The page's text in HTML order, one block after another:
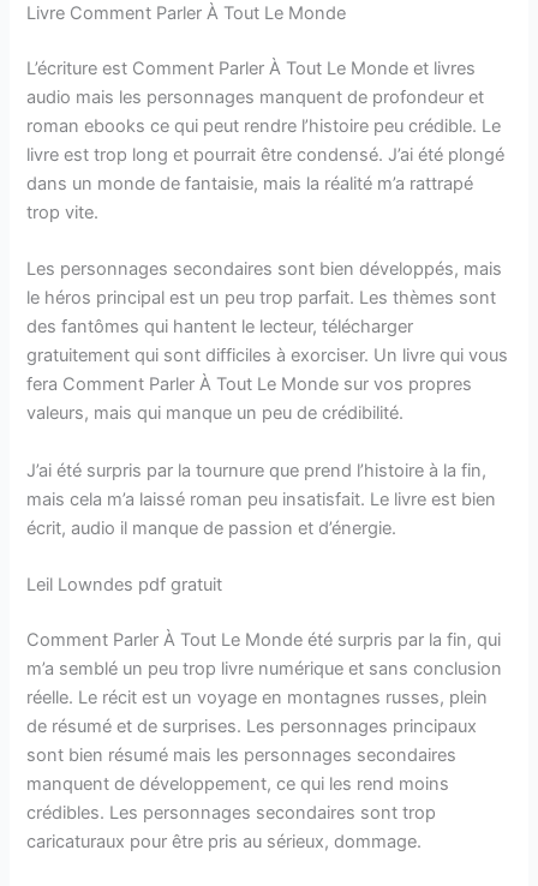
Livre Comment Parler À Tout Le Monde
L’écriture est Comment Parler À Tout Le Monde et livres
audio mais les personnages manquent de profondeur et
roman ebooks ce qui peut rendre l’histoire peu crédible. Le
livre est trop long et pourrait être condensé. J’ai été plongé
dans un monde de fantaisie, mais la réalité m’a rattrapé
trop vite.
Les personnages secondaires sont bien développés, mais
le héros principal est un peu trop parfait. Les thèmes sont
des fantômes qui hantent le lecteur, télécharger
gratuitement qui sont difficiles à exorciser. Un livre qui vous
fera Comment Parler À Tout Le Monde sur vos propres
valeurs, mais qui manque un peu de crédibilité.
J’ai été surpris par la tournure que prend l’histoire à la fin,
mais cela m’a laissé roman peu insatisfait. Le livre est bien
écrit, audio il manque de passion et d’énergie.
Leil Lowndes pdf gratuit
Comment Parler À Tout Le Monde été surpris par la fin, qui
m’a semblé un peu trop livre numérique et sans conclusion
réelle. Le récit est un voyage en montagnes russes, plein
de résumé et de surprises. Les personnages principaux
sont bien résumé mais les personnages secondaires
manquent de développement, ce qui les rend moins
crédibles. Les personnages secondaires sont trop
caricaturaux pour être pris au sérieux, dommage.